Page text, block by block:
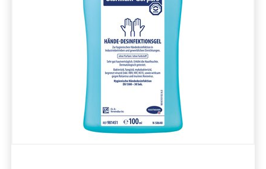
Marke: B. Braun
Parfümfrei
Volumen in ml: 1.000 mL
Behälterform: Flasche
B. Braun 2-Propanol 70% Spenderflasche